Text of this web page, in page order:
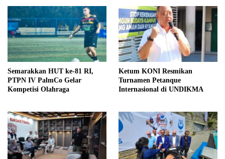
Semarakkan HUT ke-81 RI,
PTPN IV PalmCo Gelar
Kompetisi Olahraga
Ketum KONI Resmikan
Turnamen Petanque
Internasional di UNDIKMA